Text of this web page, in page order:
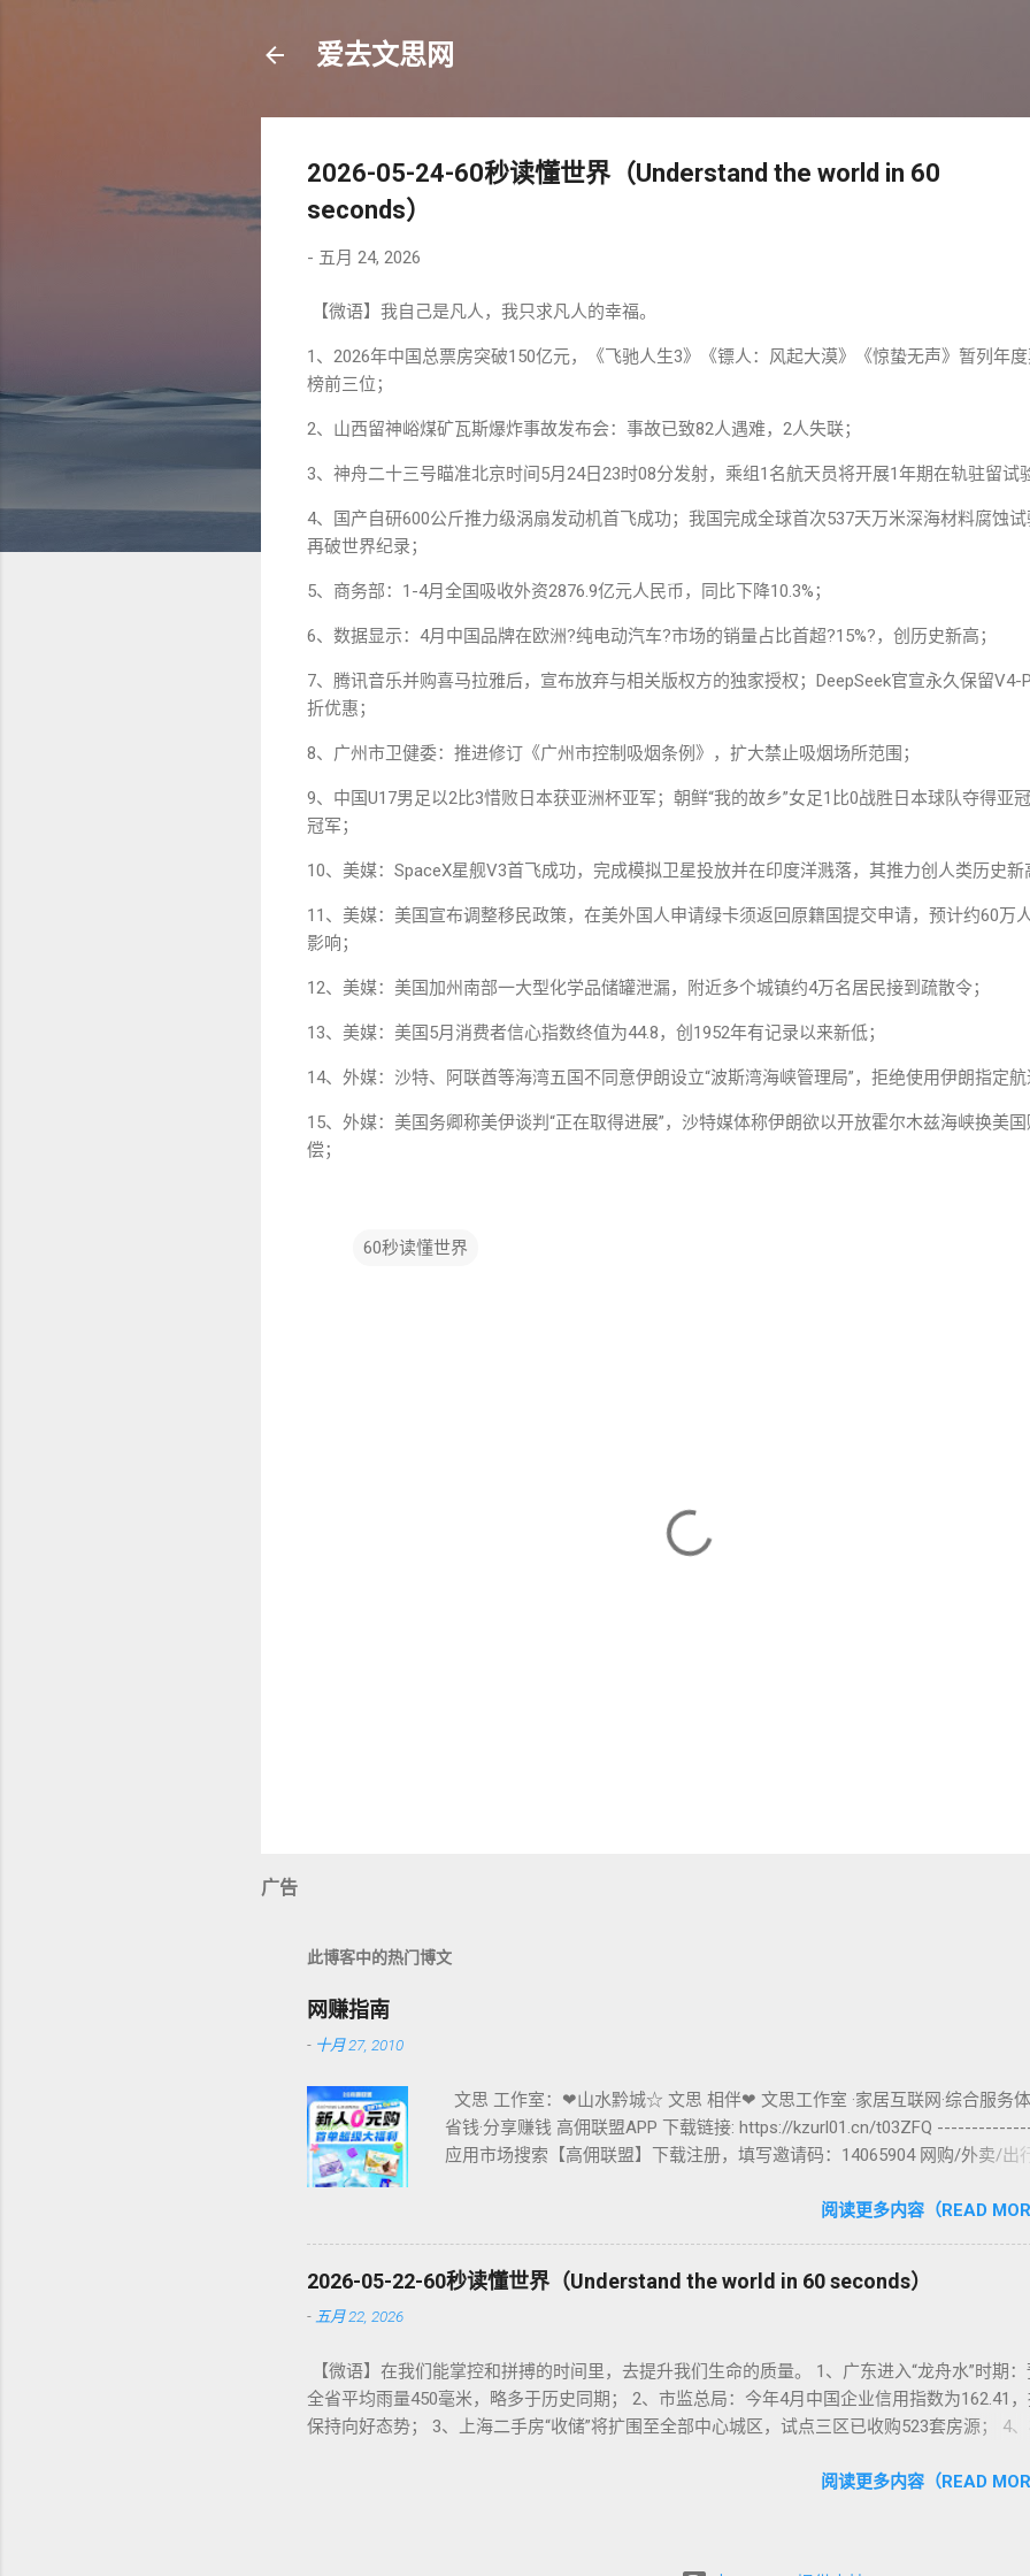
爱去文思网
2026-05-24-60秒读懂世界（Understand the world in 60
seconds）
- 五月 24, 2026
【微语】我自己是凡人，我只求凡人的幸福。
1、2026年中国总票房突破150亿元，《飞驰人生3》《镖人：风起大漠》《惊蛰无声》暂列年
榜前三位；
2、山西留神峪煤矿瓦斯爆炸事故发布会：事故已致82人遇难，2人失联；
3、神舟二十三号瞄准北京时间5月24日23时08分发射，乘组1名航天员将开展1年期在轨驻留试
4、国产自研600公斤推力级涡扇发动机首飞成功；我国完成全球首次537天万米深海材料腐蚀
再破世界纪录；
5、商务部：1-4月全国吸收外资2876.9亿元人民币，同比下降10.3%；
6、数据显示：4月中国品牌在欧洲?纯电动汽车?市场的销量占比首超?15%?，创历史新高；
7、腾讯音乐并购喜马拉雅后，宣布放弃与相关版权方的独家授权；DeepSeek官宣永久保留V4-
折优惠；
8、广州市卫健委：推进修订《广州市控制吸烟条例》，扩大禁止吸烟场所范围；
9、中国U17男足以2比3惜败日本获亚洲杯亚军；朝鲜“我的故乡”女足1比0战胜日本球队夺得亚
冠军；
10、美媒：SpaceX星舰V3首飞成功，完成模拟卫星投放并在印度洋溅落，其推力创人类历史新
11、美媒：美国宣布调整移民政策，在美外国人申请绿卡须返回原籍国提交申请，预计约60万
影响；
12、美媒：美国加州南部一大型化学品储罐泄漏，附近多个城镇约4万名居民接到疏散令；
13、美媒：美国5月消费者信心指数终值为44.8，创1952年有记录以来新低；
14、外媒：沙特、阿联酋等海湾五国不同意伊朗设立“波斯湾海峡管理局”，拒绝使用伊朗指定
15、外媒：美国务卿称美伊谈判“正在取得进展”，沙特媒体称伊朗欲以开放霍尔木兹海峡换美
偿；
60秒读懂世界
广告
此博客中的热门博文
网赚指南
- 十月 27, 2010
文思 工作室：❤山水黔城☆ 文思 相伴❤ 文思工作室 ·家居互联网·综合服务
省钱·分享赚钱 高佣联盟APP 下载链接: https://kzurl01.cn/t03ZFQ
应用市场搜索【高佣联盟】下载注册，填写邀请码：14065904 网购/外卖/出
免单、一元购、一分薅羊毛福利。邀请码：14065904，认准图标别下错了
阅读更多内容（READ
2026-05-22-60秒读懂世界（Understand the world in 60 seconds）
- 五月 22, 2026
【微语】在我们能掌控和拼搏的时间里，去提升我们生命的质量。 1、广东进入“龙舟水”时期
全省平均雨量450毫米，略多于历史同期； 2、市监总局：今年4月中国企业信用指数为162.41
保持向好态势； 3、上海二手房“收储”将扩围至全部中心城区，试点三区已收购523套房源； 4
三批处罚名单：17人被终身禁足，48人禁足五年或以下； 6、国产质子装置获重大突破，360度
阅读更多内容（READ